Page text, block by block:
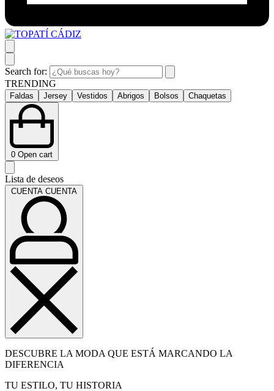
Search for:
TRENDING
Faldas Jersey Vestidos Abrigos Bolsos Chaquetas
0 Open cart
Lista de deseos
CUENTA CUENTA
DESCUBRE LA MODA QUE ESTÁ MARCANDO LA
DIFERENCIA
TU ESTILO, TU HISTORIA